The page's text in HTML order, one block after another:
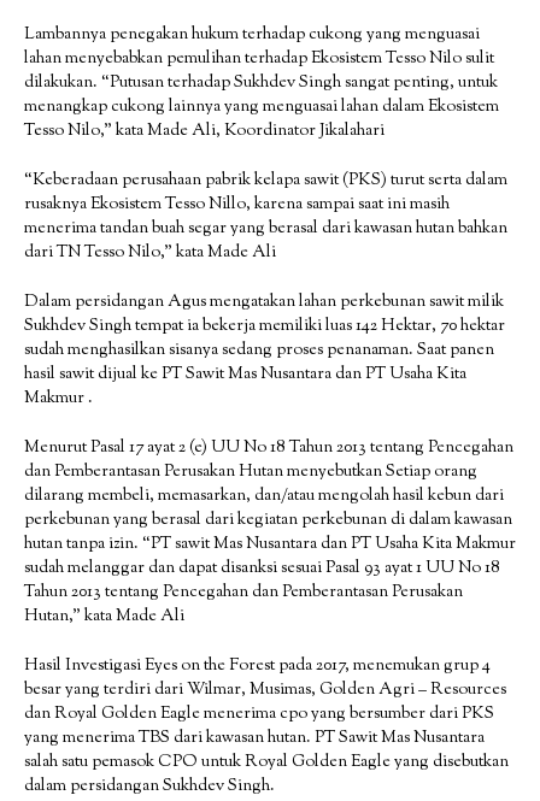
Lambannya penegakan hukum terhadap cukong yang menguasai
lahan menyebabkan pemulihan terhadap Ekosistem Tesso Nilo sulit
dilakukan. “Putusan terhadap Sukhdev Singh sangat penting, untuk
menangkap cukong lainnya yang menguasai lahan dalam Ekosistem
Tesso Nilo,” kata Made Ali, Koordinator Jikalahari
“Keberadaan perusahaan pabrik kelapa sawit (PKS) turut serta dalam
rusaknya Ekosistem Tesso Nillo, karena sampai saat ini masih
menerima tandan buah segar yang berasal dari kawasan hutan bahkan
dari TN Tesso Nilo,” kata Made Ali
Dalam persidangan Agus mengatakan lahan perkebunan sawit milik
Sukhdev Singh tempat ia bekerja memiliki luas 142 Hektar, 70 hektar
sudah menghasilkan sisanya sedang proses penanaman. Saat panen
hasil sawit dijual ke PT Sawit Mas Nusantara dan PT Usaha Kita
Makmur .
Menurut Pasal 17 ayat 2 (e) UU No 18 Tahun 2013 tentang Pencegahan
dan Pemberantasan Perusakan Hutan menyebutkan Setiap orang
dilarang membeli, memasarkan, dan/atau mengolah hasil kebun dari
perkebunan yang berasal dari kegiatan perkebunan di dalam kawasan
hutan tanpa izin. “PT sawit Mas Nusantara dan PT Usaha Kita Makmur
sudah melanggar dan dapat disanksi sesuai Pasal 93 ayat 1 UU No 18
Tahun 2013 tentang Pencegahan dan Pemberantasan Perusakan
Hutan,” kata Made Ali
Hasil Investigasi Eyes on the Forest pada 2017, menemukan grup 4
besar yang terdiri dari Wilmar, Musimas, Golden Agri – Resources
dan Royal Golden Eagle menerima cpo yang bersumber dari PKS
yang menerima TBS dari kawasan hutan. PT Sawit Mas Nusantara
salah satu pemasok CPO untuk Royal Golden Eagle yang disebutkan
dalam persidangan Sukhdev Singh.